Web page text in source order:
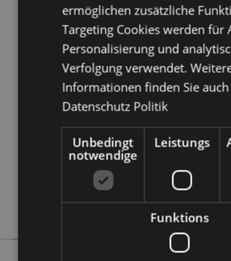
Produktattribute
Information
Höhe 7cm Breite 6cm
5056848200886
240
0.012000
Keine
Keine
Keine
J'Adoramals
ermöglichen zusätzliche
Targeting Cookies werden für
Personalisierung und
Verfolgung verwendet.
Informationen finden Sie
Datenschutz Politik
Unbedingt
notwendige
Leistungs
Funktions